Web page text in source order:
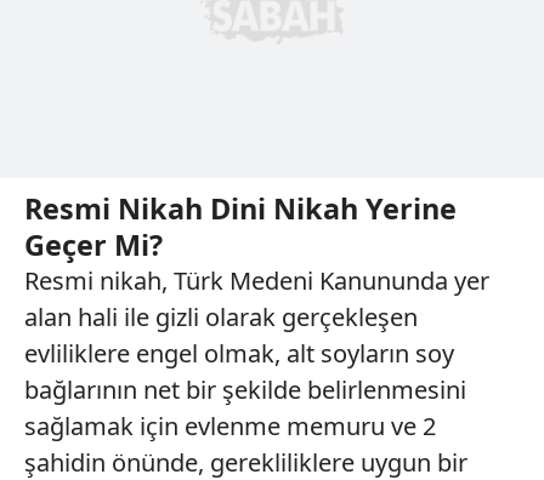
Resmi Nikah Dini Nikah Yerine
Geçer Mi?
Resmi nikah, Türk Medeni Kanununda yer
alan hali ile gizli olarak gerçekleşen
evliliklere engel olmak, alt soyların soy
bağlarının net bir şekilde belirlenmesini
sağlamak için evlenme memuru ve 2
şahidin önünde, gerekliliklere uygun bir